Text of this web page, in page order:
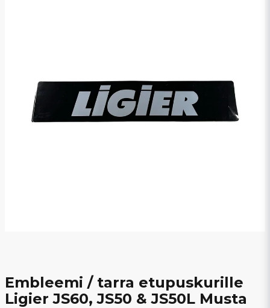
Embleemi / tarra etupuskurille
Ligier JS60, JS50 & JS50L Musta